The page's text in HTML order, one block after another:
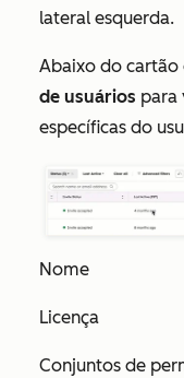
lateral esquerda.
Abaixo do cartão
de usuários para
específicas do
Nome
Licença
Conjuntos de